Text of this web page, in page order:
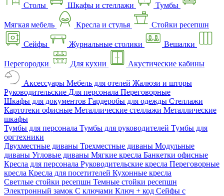
Столы Шкафы и стеллажи Тумбы
Мягкая мебель Кресла и стулья Стойки ресепшн
Сейфы Журнальные столики Вешалки
Перегородки Для кухни Акустические кабины
Аксессуары Мебель для отелей Жалюзи и шторы
Руководительские Для персонала Переговорные
Шкафы для документов Гардеробы для одежды Стеллажи
Картотеки офисные Металлические стеллажи Металлические
шкафы
Тумбы для персонала Тумбы для руководителей Тумбы для
оргтехники
Двухместные диваны Трехместные диваны Модульные
диваны Угловые диваны Мягкие кресла Банкетки офисные
Кресла для персонала Руководительские кресла Переговорные
кресла Кресла для посетителей Кухонные кресла
Светлые стойки ресепшн Темные стойки ресепшн
Электронный замок С ключами Ключ + код Сейфы с